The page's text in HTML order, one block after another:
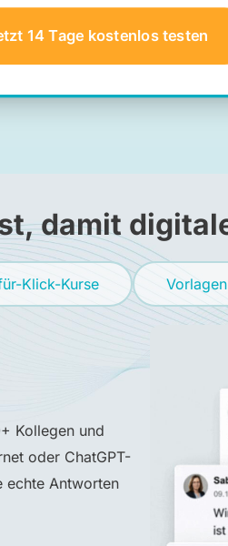
14 Tage kostenlos testen
damit
Klick-Kurse
Kollegen und
oder ChatGPT-
echte Antworten